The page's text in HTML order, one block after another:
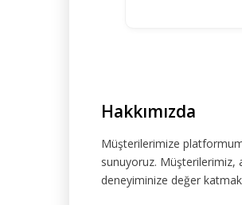
Hakkımızda
Müşterilerimize
sunuyoruz. Müşterilerimiz,
deneyiminize değer katmak